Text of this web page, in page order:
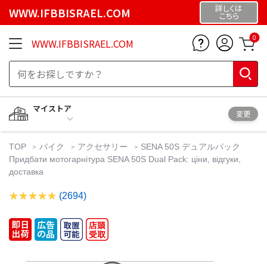
WWW.IFBBISRAEL.COM 詳しくは
こちら
WWW.IFBBISRAEL.COM 0
マイストア
変更
TOP バイク アクセサリー
SENA 50S デュアルパック
Придбати мотогарнітура SENA 50S Dual Pack: ціни, відгуки,
доставка
(2694)